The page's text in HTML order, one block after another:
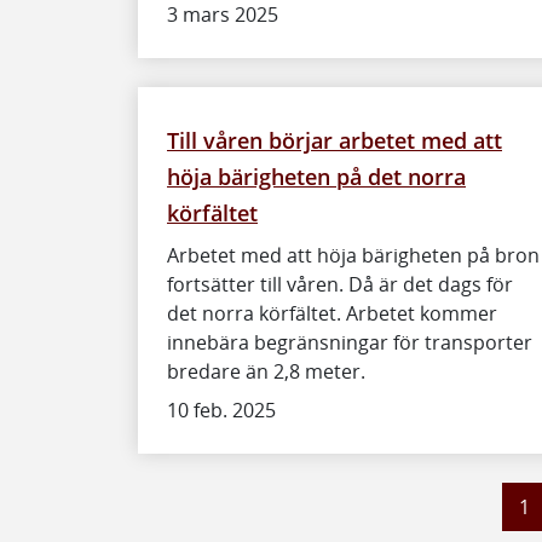
3 mars 2025
Till våren börjar arbetet med att
höja bärigheten på det norra
körfältet
Arbetet med att höja bärigheten på bron
fortsätter till våren. Då är det dags för
det norra körfältet. Arbetet kommer
innebära begränsningar för transporter
bredare än 2,8 meter.
10 feb. 2025
1